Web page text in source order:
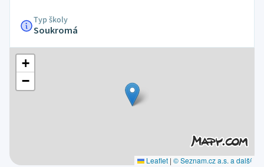
Typ školy
Soukromá
+
−
Leaflet | © Seznam.cz a.s. a další